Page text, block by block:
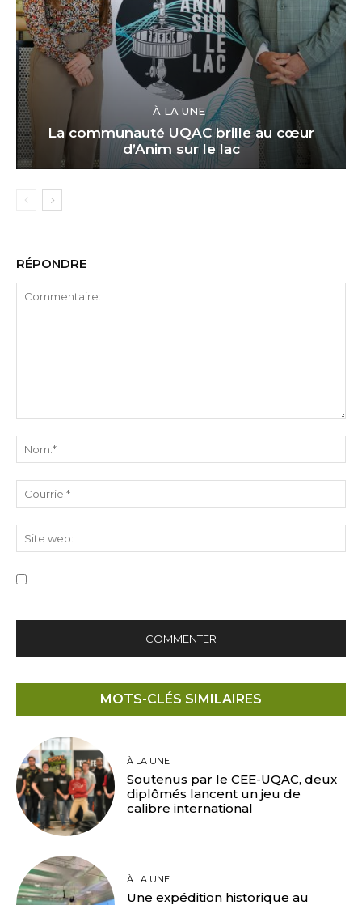
À LA UNE
La communauté UQAC brille au cœur
d’Anim sur le lac
RÉPONDRE
MOTS-CLÉS SIMILAIRES
À LA UNE
Soutenus par le CEE-UQAC, deux
diplômés lancent un jeu de
calibre international
À LA UNE
Une expédition historique au